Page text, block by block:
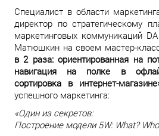
Специалист в области
директор по стратегическому
маркетинговых коммуникаций
Матюшкин на своем мастер-
в 2 раза: ориентированная на
навигация на полке в
сортировка в интернет-
успешного маркетинга:
«Один из секретов:
Построение модели 5W: What?